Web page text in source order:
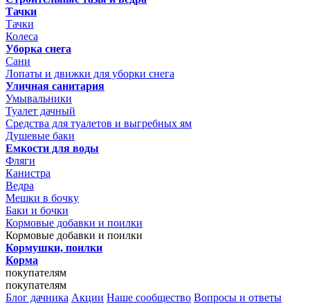
Тачки
Тачки
Колеса
Уборка снега
Сани
Лопаты и движки для уборки снега
Уличная санитария
Умывальники
Туалет дачный
Средства для туалетов и выгребных ям
Душевые баки
Емкости для воды
Фляги
Канистра
Ведра
Мешки в бочку
Баки и бочки
Кормовые добавки и поилки
Кормовые добавки и поилки
Кормушки, поилки
Корма
покупателям
покупателям
Блог дачника Акции Наше сообщество Вопросы и ответы